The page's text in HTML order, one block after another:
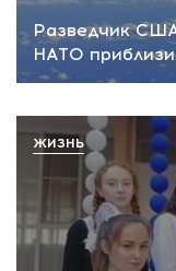
Разведчик
НАТО
ЖИЗНЬ